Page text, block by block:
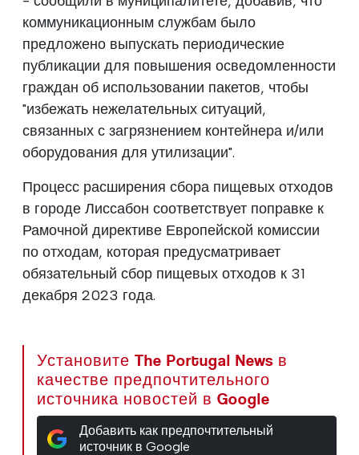
коммуникационным службам было
предложено выпускать периодические
публикации для повышения осведомленности
граждан об использовании пакетов, чтобы
"избежать нежелательных ситуаций,
связанных с загрязнением контейнера и/или
оборудования для утилизации".
Процесс расширения сбора пищевых отходов
в городе Лиссабон соответствует поправке к
Рамочной директиве Европейской комиссии
по отходам, которая предусматривает
обязательный сбор пищевых отходов к 31
декабря 2023 года.
Установите The Portugal News в
качестве предпочтительного
источника новостей в Google
Добавить как предпочтительный
источник в Google